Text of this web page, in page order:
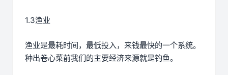
1.3渔业
渔业是最耗时间，最低投入，来钱最快的一个系统。
种出卷心菜前我们的主要经济来源就是钓鱼。